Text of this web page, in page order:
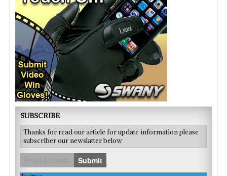
SUBSCRIBE
Thanks for read our article for update information please
subscriber our newslatter below
Submit